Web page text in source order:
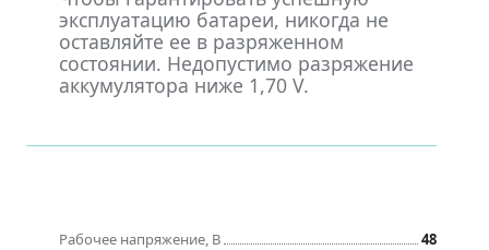
эксплуатацию батареи, никогда не
оставляйте ее в разряженном
состоянии. Недопустимо разряжение
аккумулятора ниже 1,70 V.
Рабочее напряжение, В
48